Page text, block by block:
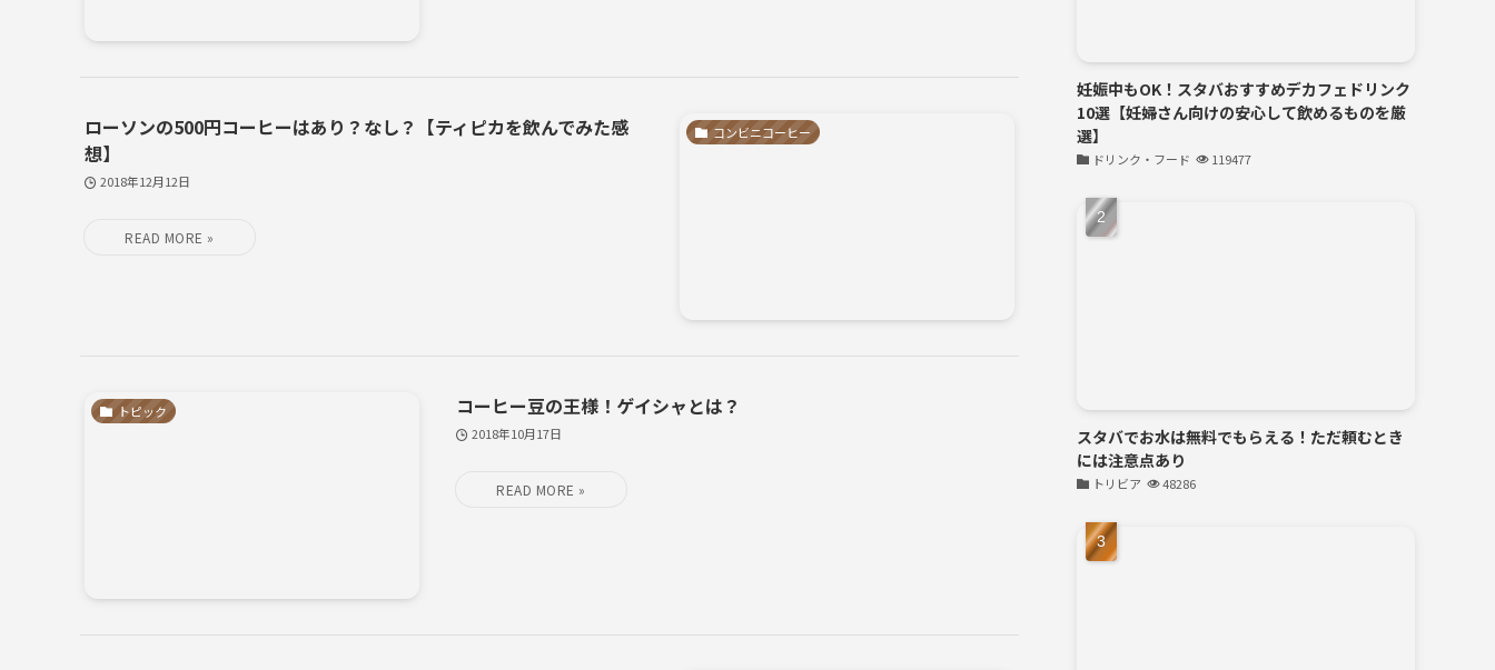
コンビニコーヒー
ローソンの500円コーヒーはあり？なし？【ティピカを飲んでみた感
想】
2018年12月12日
トピック コーヒー豆の王様！ゲイシャとは？
2018年10月17日
妊娠中もOK！スタバおすすめデカフェドリンク
10選【妊婦さん向けの安心して飲めるものを厳
選】
ドリンク・フード 119477
スタバでお水は無料でもらえる！ただ頼むとき
には注意点あり
トリビア 48286